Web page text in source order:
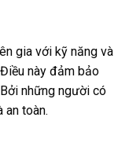
gia với kỹ năng và
này đảm bảo
những người có
toàn.